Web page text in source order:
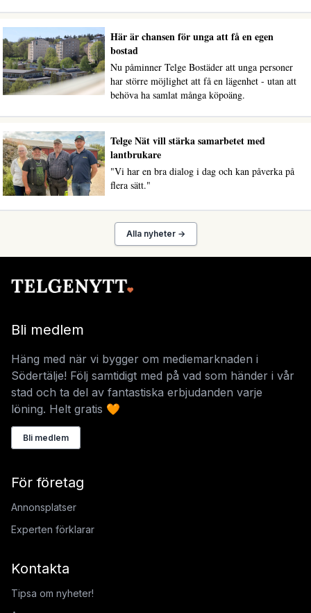
Här är chansen för unga att få en egen
bostad
Nu påminner Telge Bostäder att unga personer
har större möjlighet att få en lägenhet - utan att
behöva ha samlat många köpoäng.
Telge Nät vill stärka samarbetet med
lantbrukare
"Vi har en bra dialog i dag och kan påverka på
flera sätt."
Alla nyheter →
Bli medlem
Häng med när vi bygger om mediemarknaden i
Södertälje! Följ samtidigt med på vad som händer i vår
stad och ta del av fantastiska erbjudanden varje
löning. Helt gratis 🧡
Bli medlem
För företag
Annonsplatser
Experten förklarar
Kontakta
Tipsa om nyheter!